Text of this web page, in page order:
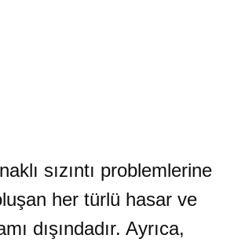
sızıntı problemlerine
her türlü hasar ve
dışındadır. Ayrıca,